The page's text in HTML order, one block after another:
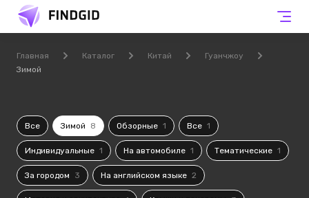
Главная Каталог Китай
Гуанчжоу
Зимой
Все Зимой 8 Обзорные 1 Все 1
Индивидуальные 1 На автомобиле 1 Тематические 1
За городом 3 На английском языке 2